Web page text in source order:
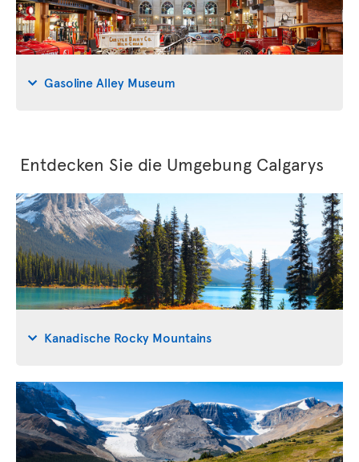
Gasoline Alley Museum
Entdecken Sie die Umgebung Calgarys
Kanadische Rocky Mountains